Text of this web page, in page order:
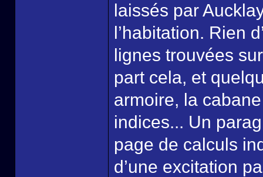
laissés par
l’habitation. Rien
lignes trouvées
part cela, et
armoire, la
indices... Un
page de calculs
d’une excitation